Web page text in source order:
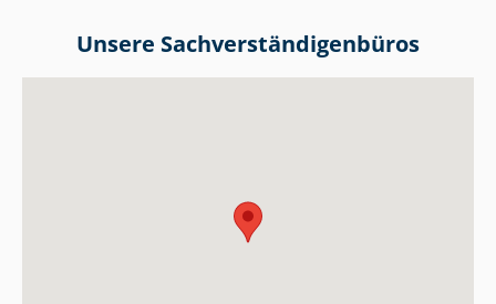
Unsere Sach­ver­stän­di­gen­bü­ros